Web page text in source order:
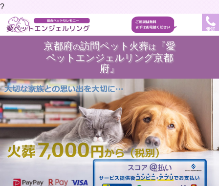
?
電話
京都府の訪問ペット火葬は
『愛
ペットエンジェルリング京都
府』